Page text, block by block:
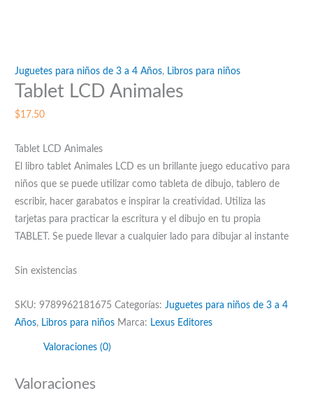
Juguetes para niños de 3 a 4 Años, Libros para niños
Tablet LCD Animales
$17.50
Tablet LCD Animales
El libro tablet Animales LCD es un brillante juego educativo para
niños que se puede utilizar como tableta de dibujo, tablero de
escribir, hacer garabatos e inspirar la creatividad. Utiliza las
tarjetas para practicar la escritura y el dibujo en tu propia
TABLET. Se puede llevar a cualquier lado para dibujar al instante
Sin existencias
SKU:9789962181675 Categorías:Juguetes para niños de 3 a 4
Años, Libros para niños Marca: Lexus Editores
Valoraciones (0)
Valoraciones